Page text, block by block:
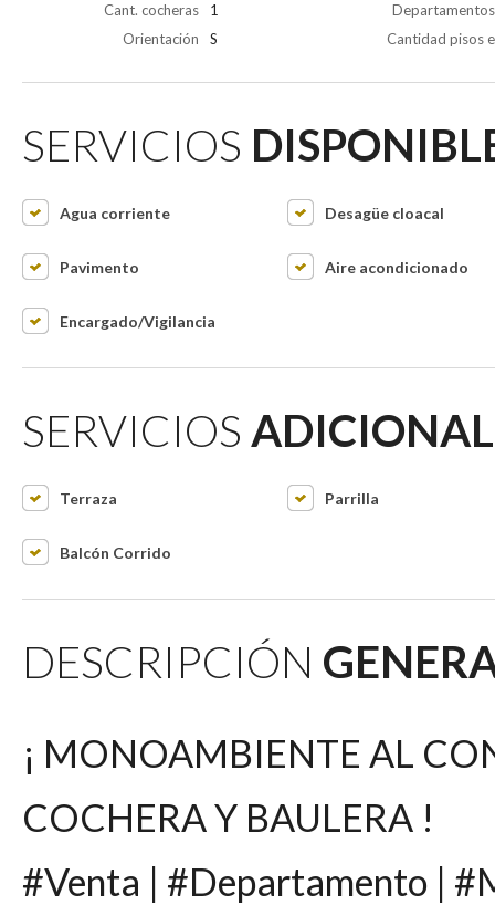
Cant. cocheras
1
Orientación
S Cantidad pisos
SERVICIOS
Agua corriente Desagüe cloacal
Pavimento Aire acondicionado
Encargado/Vigilancia
SERVICIOS
Terraza Parrilla
Balcón Corrido
DESCRIPCIÓN
¡ MONOAMBIENTE AL
COCHERA Y BAULERA !
#Venta | #Departamento |